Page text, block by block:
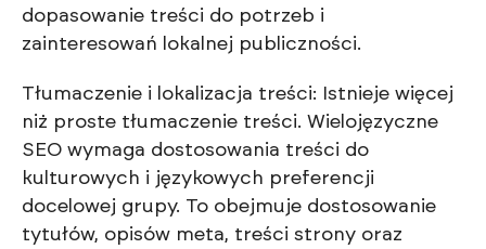
dopasowanie treści do potrzeb i
zainteresowań lokalnej publiczności.
Tłumaczenie i lokalizacja treści: Istnieje więcej
niż proste tłumaczenie treści. Wielojęzyczne
SEO wymaga dostosowania treści do
kulturowych i językowych preferencji
docelowej grupy. To obejmuje dostosowanie
tytułów, opisów meta, treści strony oraz